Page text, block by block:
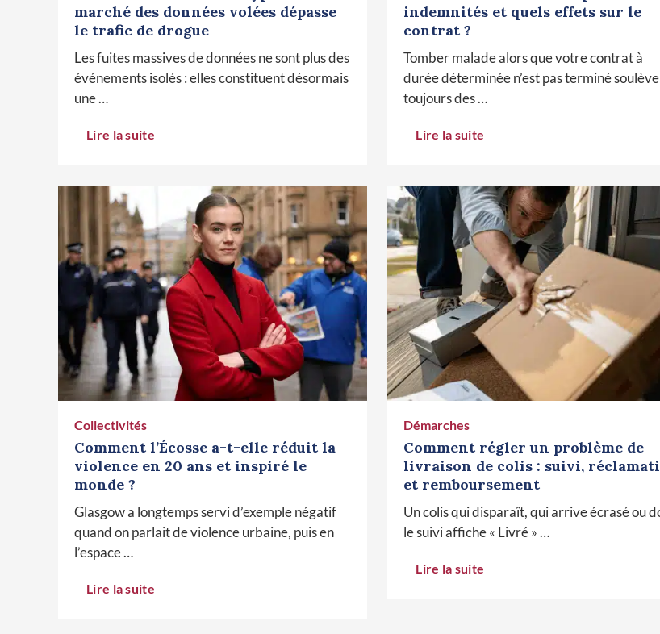
marché des données volées dépasse
le trafic de drogue
Les fuites massives de données ne sont plus des
événements isolés : elles constituent désormais
une …
Lire la suite
indemnités et quels effets sur le
contrat ?
Tomber malade alors que votre contrat à
durée déterminée n’est pas terminé soulève
toujours des …
Lire la suite
Collectivités
Comment l’Écosse a-t-elle réduit la
violence en 20 ans et inspiré le
monde ?
Glasgow a longtemps servi d’exemple négatif
quand on parlait de violence urbaine, puis en
l’espace …
Lire la suite
Démarches
Comment régler un problème de
livraison de colis : suivi,
et remboursement
Un colis qui disparaît, qui arrive écrasé ou
le suivi affiche « Livré » …
Lire la suite